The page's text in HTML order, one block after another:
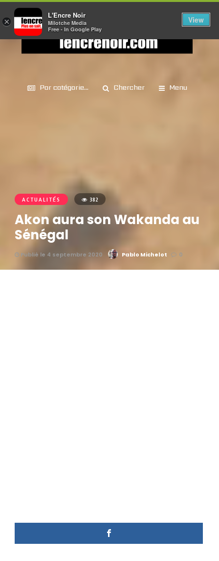
Par catégorie... Chercher Menu
ACTUALITÉS 382
Akon aura son Wakanda au
Sénégal
Publié le 4 septembre 2020 Pablo Michelot 0
×
L'Encre Noir
Milotche Media
Free - In Google Play
View